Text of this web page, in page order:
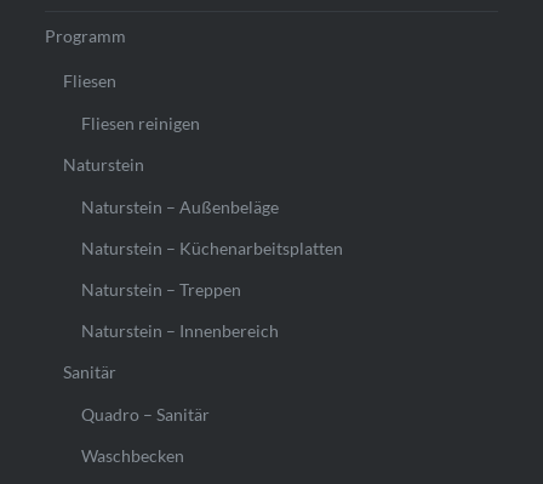
Programm
Fliesen
Fliesen reinigen
Naturstein
Naturstein – Außenbeläge
Naturstein – Küchenarbeitsplatten
Naturstein – Treppen
Naturstein – Innenbereich
Sanitär
Quadro – Sanitär
Waschbecken